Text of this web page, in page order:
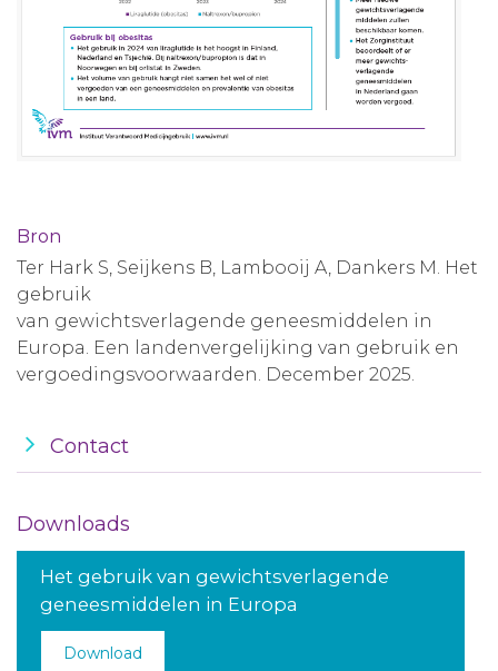
Bron
Ter Hark S, Seijkens B, Lambooij A, Dankers M. Het
gebruik
van gewichtsverlagende geneesmiddelen in
Europa. Een landenvergelijking van gebruik en
vergoedingsvoorwaarden. December 2025.
Contact
Downloads
Het gebruik van gewichtsverlagende
geneesmiddelen in Europa
Download